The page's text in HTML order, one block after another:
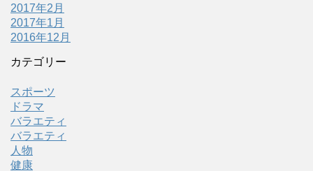
2017年2月
2017年1月
2016年12月
カテゴリー
スポーツ
ドラマ
バラエティ
バラエティ
人物
健康